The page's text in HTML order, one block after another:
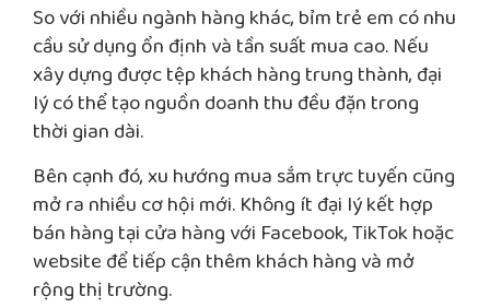
So với nhiều ngành hàng khác, bỉm trẻ em có nhu
cầu sử dụng ổn định và tần suất mua cao. Nếu
xây dựng được tệp khách hàng trung thành, đại
lý có thể tạo nguồn doanh thu đều đặn trong
thời gian dài.
Bên cạnh đó, xu hướng mua sắm trực tuyến cũng
mở ra nhiều cơ hội mới. Không ít đại lý kết hợp
bán hàng tại cửa hàng với Facebook, TikTok hoặc
website để tiếp cận thêm khách hàng và mở
rộng thị trường.